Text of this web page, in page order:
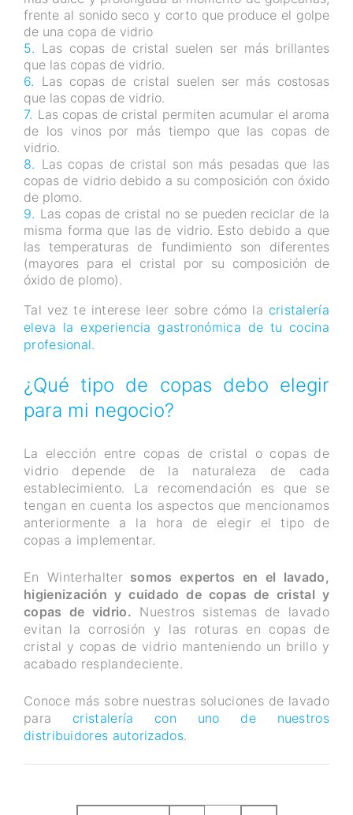
frente al sonido seco y corto que produce el golpe
de una copa de vidrio
Las copas de cristal suelen ser más brillantes
que las copas de vidrio.
Las copas de cristal suelen ser más costosas
que las copas de vidrio.
Las copas de cristal permiten acumular el aroma
de los vinos por más tiempo que las copas de
vidrio.
Las copas de cristal son más pesadas que las
copas de vidrio debido a su composición con óxido
de plomo.
Las copas de cristal no se pueden reciclar de la
misma forma que las de vidrio. Esto debido a que
las temperaturas de fundimiento son diferentes
(mayores para el cristal por su composición de
óxido de plomo).
Tal vez te interese leer sobre cómo la cristalería
eleva la experiencia gastronómica de tu cocina
profesional.
¿Qué tipo de copas debo elegir
para mi negocio?
La elección entre copas de cristal o copas de
vidrio depende de la naturaleza de cada
establecimiento. La recomendación es que se
tengan en cuenta los aspectos que mencionamos
anteriormente a la hora de elegir el tipo de
copas a implementar.
En Winterhaltersomos expertos en el lavado,
higienización y cuidado de copas de cristal y
copas de vidrio. Nuestros sistemas de lavado
evitan la corrosión y las roturas en copas de
cristal y copas de vidrio manteniendo un brillo y
acabado resplandeciente.
Conoce más sobre nuestras soluciones de lavado
para cristalería con uno de nuestros
distribuidores autorizados.